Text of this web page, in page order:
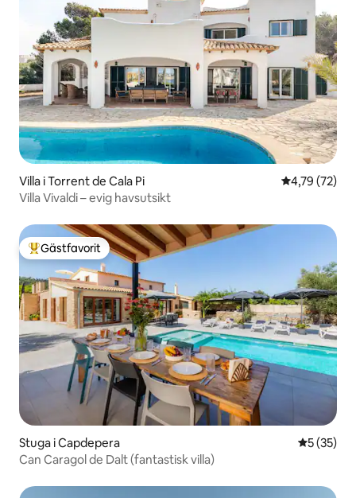
Villa i Torrent de Cala Pi 4,79 av 5 i
4,79 (72)
Villa Vivaldi – evig havsutsikt
Populär gästfavorit
Gästfavorit
Stuga i Capdepera 5 av 5 i
5 (35)
Can Caragol de Dalt (fantastisk villa)